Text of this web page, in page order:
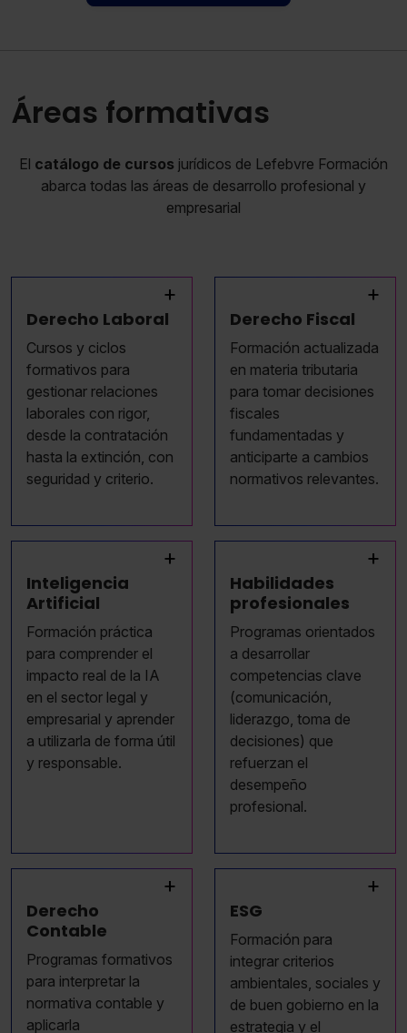
Áreas formativas
El catálogo de cursos jurídicos de Lefebvre Formación
abarca todas las áreas de desarrollo profesional y
empresarial
+
Derecho Laboral
Cursos y ciclos
formativos para
gestionar relaciones
laborales con rigor,
desde la contratación
hasta la extinción, con
seguridad y criterio.
+
Derecho Fiscal
Formación actualizada
en materia tributaria
para tomar decisiones
fiscales
fundamentadas y
anticiparte a cambios
normativos relevantes.
+
Inteligencia
Artificial
Formación práctica
para comprender el
impacto real de la IA
en el sector legal y
empresarial y aprender
a utilizarla de forma útil
y responsable.
+
Habilidades
profesionales
Programas orientados
a desarrollar
competencias clave
(comunicación,
liderazgo, toma de
decisiones) que
refuerzan el
desempeño
profesional.
+
Derecho
Contable
Programas formativos
para interpretar la
normativa contable y
aplicarla
+
ESG
Formación para
integrar criterios
ambientales, sociales y
de buen gobierno en la
estrategia y el